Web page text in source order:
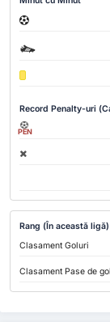
Record Penalty-uri
PEN
Rang (În această ligă)
Clasament Goluri
Clasament Pase de gol